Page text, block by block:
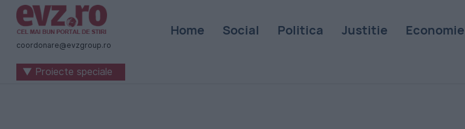
Știri
naționale
internaționale
coordonare@evzgroup.ro
Home Social Politica Justitie Economie
▼ Proiecte speciale